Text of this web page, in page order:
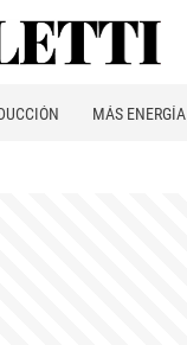
MÁS ENERGÍA